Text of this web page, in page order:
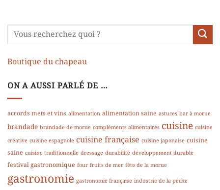
Boutique du chapeau
ON A AUSSI PARLÉ DE …
accords mets et vins alimentation alimentation saine astuces bar à morue
brandade brandade de morue compléments alimentaires cuisine cuisine
créative cuisine espagnole cuisine française cuisine japonaise cuisine
saine cuisine traditionnelle dressage durabilité développement durable
festival gastronomique four fruits de mer fête de la morue
gastronomie gastronomie française industrie de la pêche